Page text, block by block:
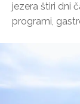
jezera štiri dni
programi,